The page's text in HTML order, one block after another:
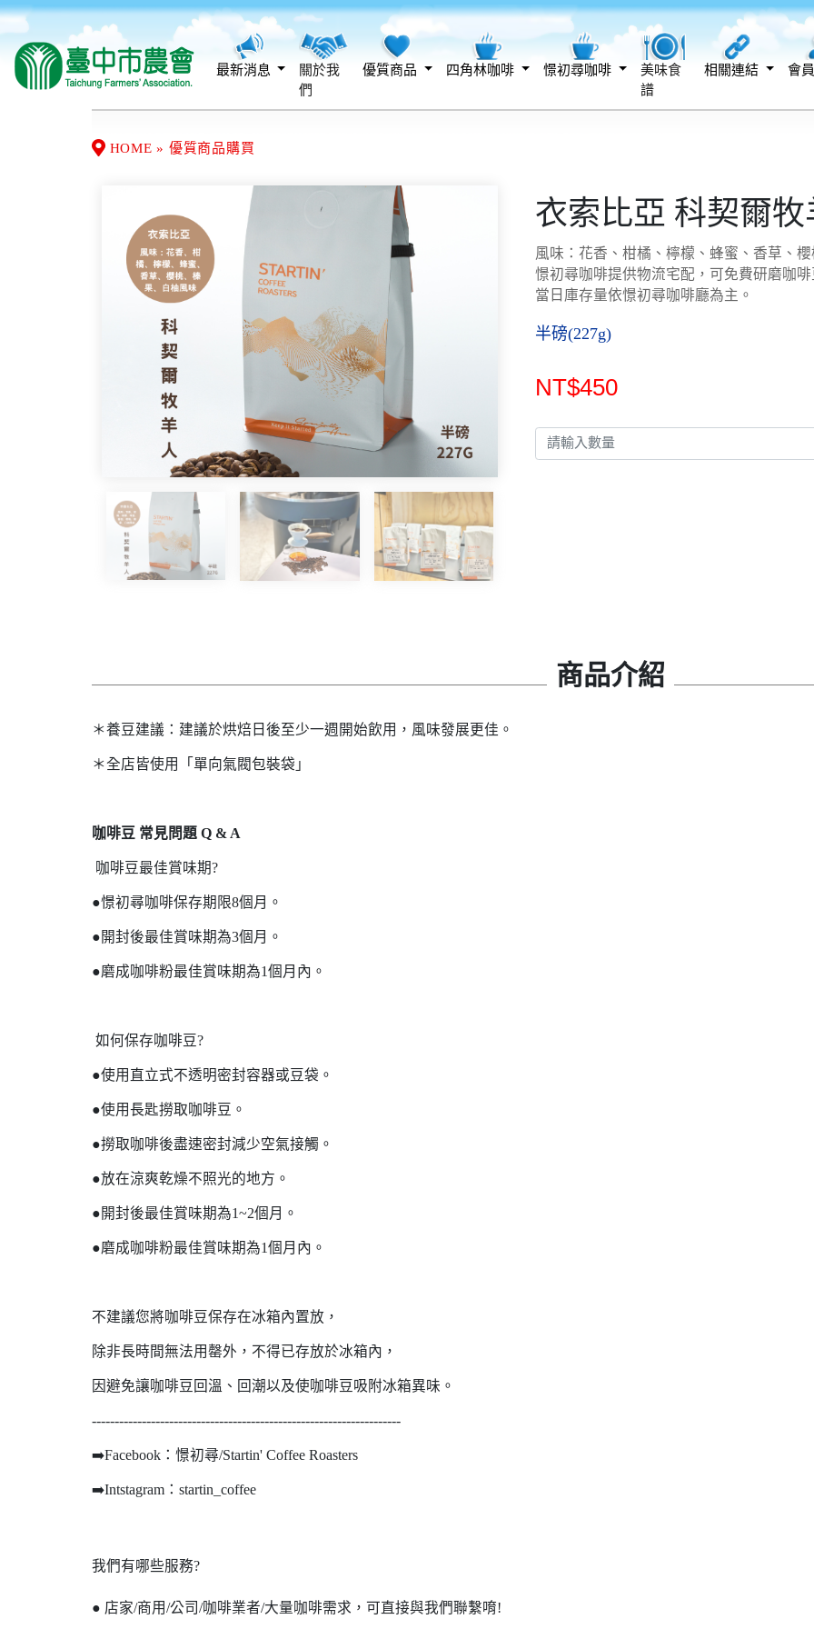
最新消息
關於我
們
優質商品 四角林咖啡 憬初尋咖啡
美味食
譜
相關連結 會
HOME » 優質商品購買
衣索比亞 科契爾牧
風味：花香、柑橘、檸檬、蜂蜜、香草、
憬初尋咖啡提供物流宅配，可免費研磨咖啡
當日庫存量依憬初尋咖啡廳為主。
半磅(227g)
NT$450
商品介紹
＊養豆建議：建議於烘焙日後至少一週開始飲用，風味發展更佳。
＊全店皆使用「單向氣閥包裝袋」
咖啡豆 常見問題 Q & A
咖啡豆最佳賞味期?
●憬初尋咖啡保存期限8個月。
●開封後最佳賞味期為3個月。
●磨成咖啡粉最佳賞味期為1個月內。
如何保存咖啡豆?
●使用直立式不透明密封容器或豆袋。
●使用長匙撈取咖啡豆。
●撈取咖啡後盡速密封減少空氣接觸。
●放在涼爽乾燥不照光的地方。
●開封後最佳賞味期為1~2個月。
●磨成咖啡粉最佳賞味期為1個月內。
不建議您將咖啡豆保存在冰箱內置放，
除非長時間無法用罄外，不得已存放於冰箱內，
因避免讓咖啡豆回溫、回潮以及使咖啡豆吸附冰箱異味。
--------------------------------------------------------------------
➡️Facebook：憬初尋/Startin' Coffee Roasters
➡️Intstagram：startin_coffee
我們有哪些服務?
● 店家/商用/公司/咖啡業者/大量咖啡需求，可直接與我們聯繫唷!